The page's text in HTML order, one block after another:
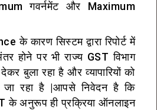
गवर्नमेंट और Maximum
कारण सिस्टम द्वारा रिपोर्ट में
पर भी राज्य GST विभाग
बुला रहा है और व्यापारियों को
जा रहा है |आपसे निवेदन है कि
के अनुरूप ही प्रक्रिया ऑनलाइन